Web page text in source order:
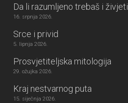
Da li razumljeno trebaš i živjeti
16. srpnja 2026.
Srce i privid
5. lipnja 2026.
Prosvjetiteljska mitologija
29. ožujka 2026.
Kraj nestvarnog puta
15. siječnja 2026.